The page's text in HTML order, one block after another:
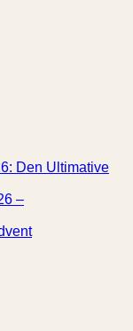
Den Ultimative
–